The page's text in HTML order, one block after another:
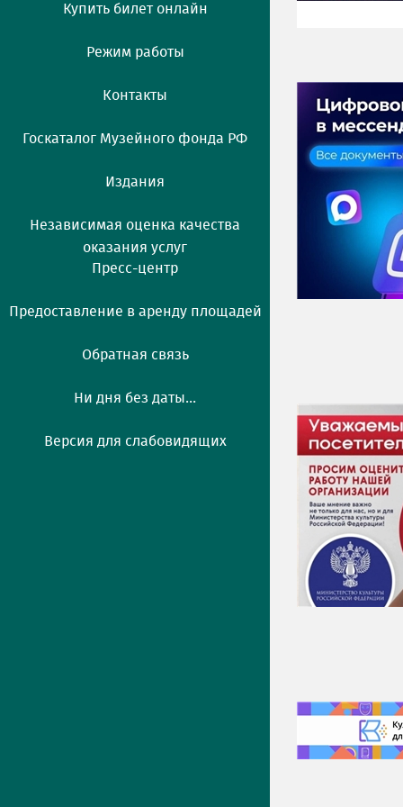
Купить билет онлайн
Режим работы
Контакты
Госкаталог Музейного фонда РФ
Издания
Независимая оценка качества
оказания услуг
Пресс-центр
Предоставление в аренду площадей
Обратная связь
Ни дня без даты...
Версия для слабовидящих